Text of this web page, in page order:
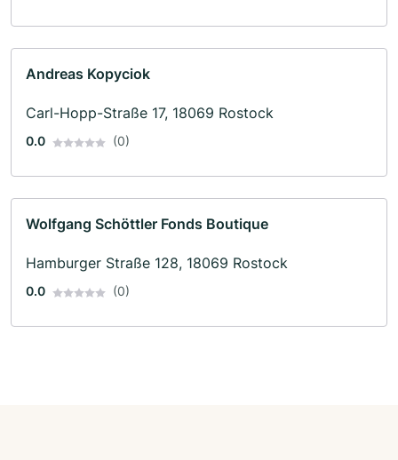
Andreas Kopyciok
Carl-Hopp-Straße 17, 18069 Rostock
0.0 (0)
Wolfgang Schöttler Fonds Boutique
Hamburger Straße 128, 18069 Rostock
0.0 (0)